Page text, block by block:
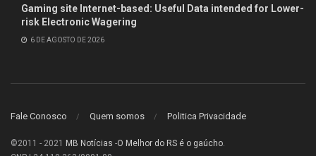
Gaming site Internet-based: Useful Data intended for Lower-
risk Electronic Wagering
6 DE AGOSTO DE 2026
Fale Conosco Quem somos Politica Privacidade
©2011 - 2021 MB Notícias -O Melhor do RS é o gaúcho